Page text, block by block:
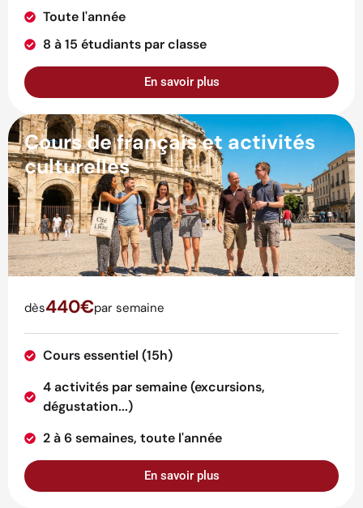
Toute l'année
8 à 15 étudiants par classe
En savoir plus
Cours de français et activités
culturelles
dès440€par semaine
Cours essentiel (15h)
4 activités par semaine (excursions,
dégustation...)
2 à 6 semaines, toute l'année
En savoir plus